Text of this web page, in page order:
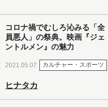
コロナ禍でむしろ沁みる「全
員悪人」の祭典。映画『ジェ
ントルメン』の魅力
2021.05.07 カルチャー・スポーツ
ヒナタカ